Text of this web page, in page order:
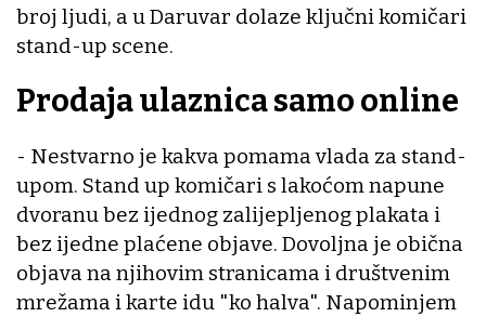
broj ljudi, a u Daruvar dolaze ključni komičari
stand-up scene.
Prodaja ulaznica samo online
- Nestvarno je kakva pomama vlada za stand-
upom. Stand up komičari s lakoćom napune
dvoranu bez ijednog zalijepljenog plakata i
bez ijedne plaćene objave. Dovoljna je obična
objava na njihovim stranicama i društvenim
mrežama i karte idu "ko halva". Napominjem